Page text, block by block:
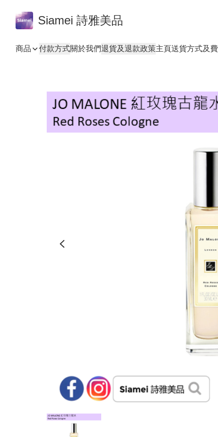
Siamei 詩雅美品
商品 付款方式關於我們退貨及退款政策主頁送貨方式及